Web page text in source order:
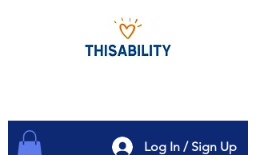
Log In / Sign Up